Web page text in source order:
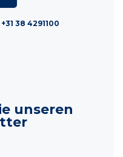
38 4291100
unseren